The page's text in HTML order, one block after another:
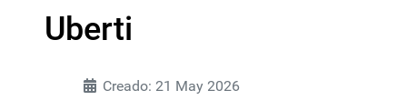
Uberti
Creado: 21 May 2026